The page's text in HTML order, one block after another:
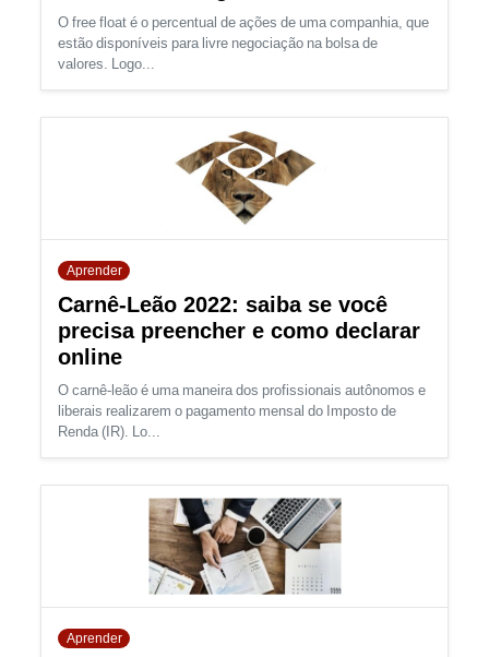
O free float é o percentual de ações de uma companhia, que
estão disponíveis para livre negociação na bolsa de
valores. Logo...
Aprender
Carnê-Leão 2022: saiba se você
precisa preencher e como declarar
online
O carnê-leão é uma maneira dos profissionais autônomos e
liberais realizarem o pagamento mensal do Imposto de
Renda (IR). Lo...
Aprender